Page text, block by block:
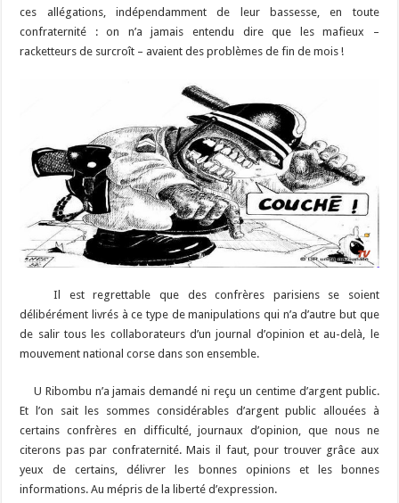
ces allégations, indépendamment de leur bassesse, en toute
confraternité : on n’a jamais entendu dire que les mafieux –
racketteurs de surcroît – avaient des problèmes de fin de mois !
Il est regrettable que des confrères parisiens se soient
délibérément livrés à ce type de manipulations qui n’a d’autre but que
de salir tous les collaborateurs d’un journal d’opinion et au-delà, le
mouvement national corse dans son ensemble.
U Ribombu n’a jamais demandé ni reçu un centime d’argent public.
Et l’on sait les sommes considérables d’argent public allouées à
certains confrères en difficulté, journaux d’opinion, que nous ne
citerons pas par confraternité. Mais il faut, pour trouver grâce aux
yeux de certains, délivrer les bonnes opinions et les bonnes
informations. Au mépris de la liberté d’expression.